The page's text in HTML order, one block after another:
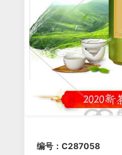
编号：C287058